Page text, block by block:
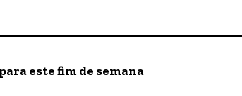
este fim de semana